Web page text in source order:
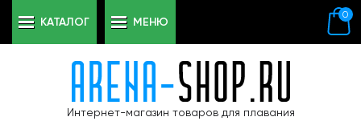
Интернет-магазин товаров для плавания
0
КАТАЛОГ МЕНЮ